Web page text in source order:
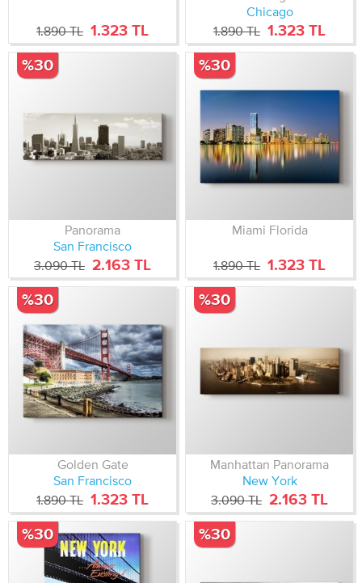
1.890 TL 1.323 TL
Chicago
1.890 TL 1.323 TL
Panorama
San Francisco
3.090 TL 2.163 TL
%30
Miami Florida
1.890 TL 1.323 TL
%30
Golden Gate
San Francisco
1.890 TL 1.323 TL
%30
Manhattan Panorama
New York
3.090 TL 2.163 TL
%30
%30 %30